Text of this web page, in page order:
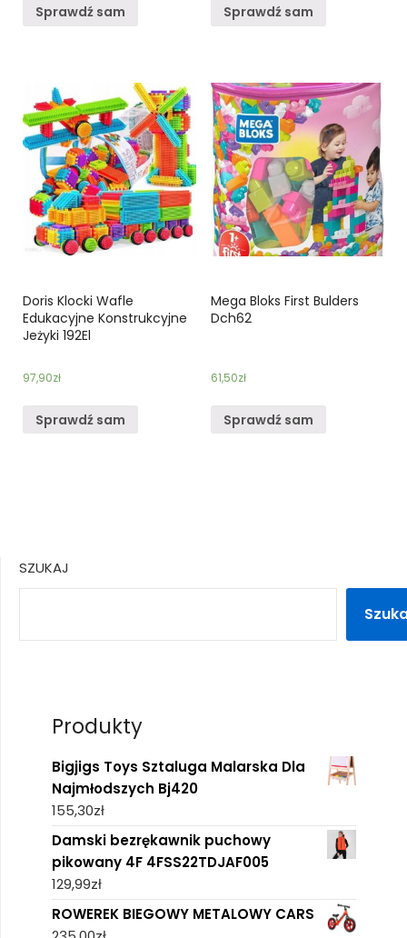
Sprawdź sam Sprawdź sam
Doris Klocki Wafle
Edukacyjne Konstrukcyjne
Jeżyki 192El
97,90zł
Sprawdź sam
Mega Bloks First Bulders
Dch62
61,50zł
Sprawdź sam
SZUKAJ
Produkty
Bigjigs Toys Sztaluga Malarska Dla
Najmłodszych Bj420
155,30zł
Damski bezrękawnik puchowy
pikowany 4F 4FSS22TDJAF005
129,99zł
ROWEREK BIEGOWY METALOWY CARS